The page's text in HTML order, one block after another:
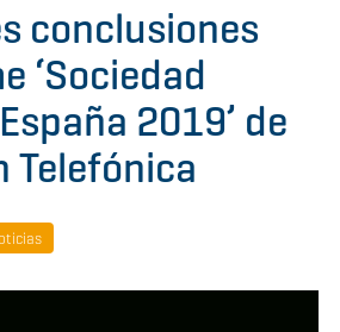
conclusiones
‘Sociedad
2019’ de
Telefónica